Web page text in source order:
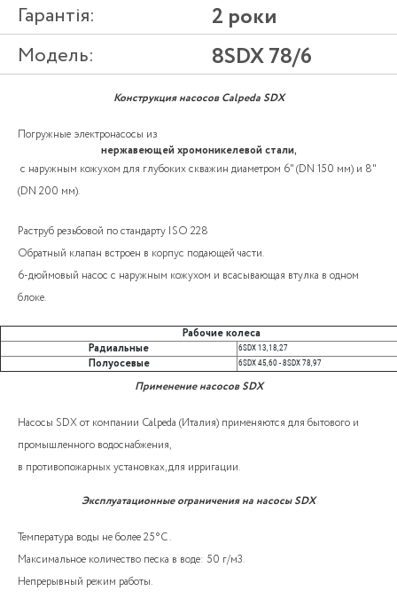
Гарантія: 2 роки
Модель: 8SDX 78/6
Конструкция насосов Calpeda SDX
Погружные электронасосы из
нержавеющей хромоникелевой стали,
с наружным кожухом для глубоких скважин диаметром 6" (DN 150 мм) и 8"
(DN 200 мм).
Раструб резьбовой по стандарту ISO 228
Обратный клапан встроен в корпус подающей части.
6-дюймовый насос с наружным кожухом и всасывающая втулка в одном
блоке.
Рабочие колеса
Радиальные
6SDX 13,18,27
Полуосевые 6SDX 45,60 - 8SDX 78,97
Применение насосов SDX
Насосы SDX от компании Calpeda (Италия) применяются для бытового и
промышленного водоснабжения,
в противопожарных установках, для ирригации.
Эксплуатационные ограничения на насосы SDX
Температура воды не более 25°C .
Максимальное количество песка в воде: 50 г/м3.
Непрерывный режим работы.